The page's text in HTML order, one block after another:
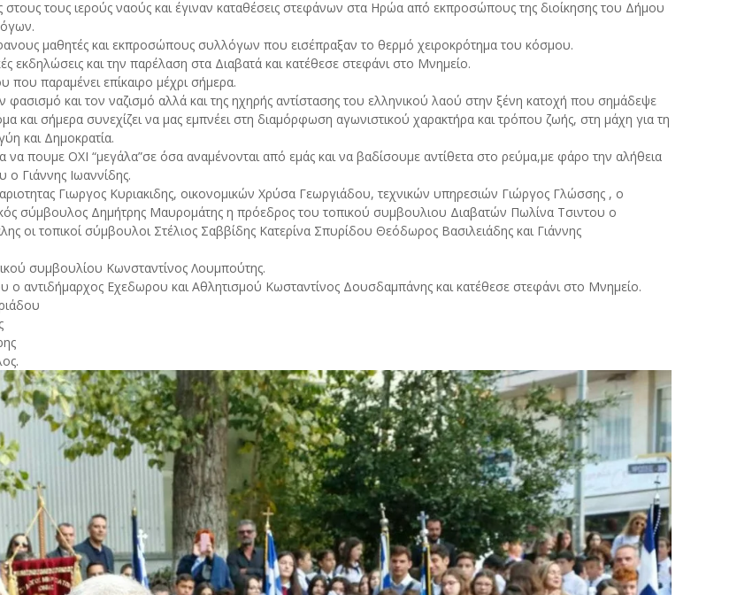
στους τους ιερούς ναούς και έγιναν καταθέσεις στεφάνων στα Ηρώα από εκπροσώπους της διοίκησης του Δήμου
μαθητές και εκπροσώπους συλλόγων που εισέπραξαν το θερμό χειροκρότημα του κόσμου.
εκδηλώσεις και την παρέλαση στα Διαβατά και κατέθεσε στεφάνι στο Μνημείο.
παραμένει επίκαιρο μέχρι σήμερα.
και τον ναζισμό αλλά και της ηχηρής αντίστασης του ελληνικού λαού στην ξένη κατοχή που σημάδεψε
και σήμερα συνεχίζει να μας εμπνέει στη διαμόρφωση αγωνιστικού χαρακτήρα και τρόπου ζωής, στη μάχη για τη
και Δημοκρατία.
πουμε ΟΧΙ “μεγάλα”σε όσα αναμένονται από εμάς και να βαδίσουμε αντίθετα στο ρεύμα,με φάρο την αλήθεια
ο Γιάννης Ιωαννίδης.
Γιωργος Κυριακιδης, οικονομικών Χρύσα Γεωργιάδου, τεχνικών υπηρεσιών Γιώργος Γλώσσης , ο
σύμβουλος Δημήτρης Μαυρομάτης η πρόεδρος του τοπικού συμβουλιου Διαβατών Πωλίνα Τσιντου ο
τοπικοί σύμβουλοι Στέλιος Σαββίδης Κατερίνα Σπυρίδου Θεόδωρος Βασιλειάδης και Γιάννης
συμβουλίου Κωνσταντίνος Λουμπούτης.
αντιδήμαρχος Εχεδωρου και Αθλητισμού Κωσταντίνος Δουσδαμπάνης και κατέθεσε στεφάνι στο Μνημείο.